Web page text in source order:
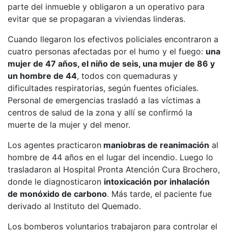
parte del inmueble y obligaron a un operativo para
evitar que se propagaran a viviendas linderas.
Cuando llegaron los efectivos policiales encontraron a
cuatro personas afectadas por el humo y el fuego: una
mujer de 47 años, el niño de seis, una mujer de 86 y
un hombre de 44, todos con quemaduras y
dificultades respiratorias, según fuentes oficiales.
Personal de emergencias trasladó a las víctimas a
centros de salud de la zona y allí se confirmó la
muerte de la mujer y del menor.
Los agentes practicaron maniobras de reanimación al
hombre de 44 años en el lugar del incendio. Luego lo
trasladaron al Hospital Pronta Atención Cura Brochero,
donde le diagnosticaron intoxicación por inhalación
de monóxido de carbono. Más tarde, el paciente fue
derivado al Instituto del Quemado.
Los bomberos voluntarios trabajaron para controlar el